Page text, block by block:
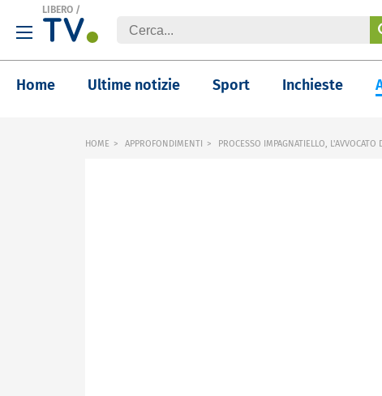
LIBERO /
Home Ultime notizie Sport Inchieste
HOME APPROFONDIMENTI PROCESSO IMPAGNATIELLO,